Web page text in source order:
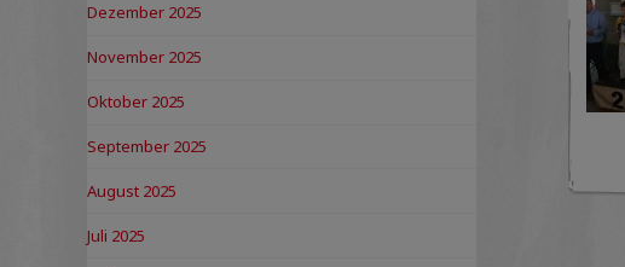
Dezember 2025
November 2025
Oktober 2025
September 2025
August 2025
Juli 2025